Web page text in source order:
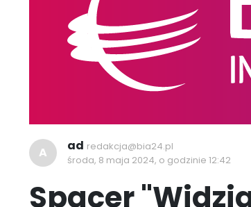
A ad redakcja@bia24.pl
środa, 8 maja 2024, o godzinie 12:42
Spacer